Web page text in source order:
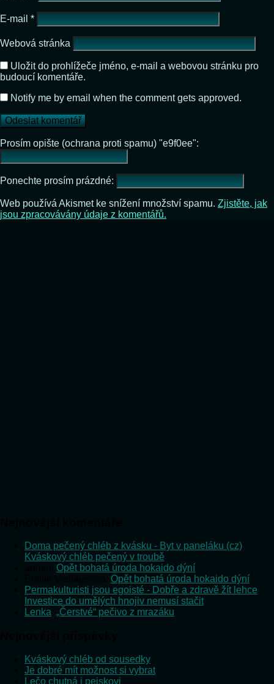
E-mail *
Webová stránka
Uložit do prohlížeče jméno, e-mail a webovou stránku pro
budoucí komentáře.
Notify me by email when the comment gets approved.
Prosím opište (ochrana proti spamu) "e9f0ee":
Ponechte prosím prázdné:
Web používá Akismet ke snížení množství spamu. Zjistěte, jak
jsou zpracovávány údaje z komentářů.
Doma pečený chléb z kvásku - Byt v paneláku (cz)
Kváskový chléb pečený v troubě
Opět bohatá úroda hokaido dýní
Opět bohatá úroda hokaido dýní
Permakulturisti jsou egoisté - Dobře a zdravě žít lehce
Investice do umělých hnojiv nemusí stačit
Lenka „Čerstvé“ pečivo z mrazáku
Kváskový chléb od sousedky
Je dobré mít možnost si vybrat
Lečo chutná i pejskovi